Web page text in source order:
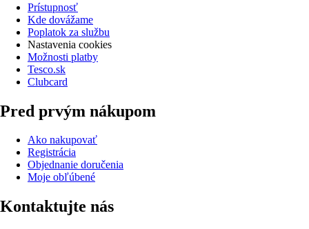
Prístupnosť
Kde dovážame
Poplatok za službu
Nastavenia cookies
Možnosti platby
Tesco.sk
Clubcard
Pred prvým nákupom
Ako nakupovať
Registrácia
Objednanie doručenia
Moje obľúbené
Kontaktujte nás